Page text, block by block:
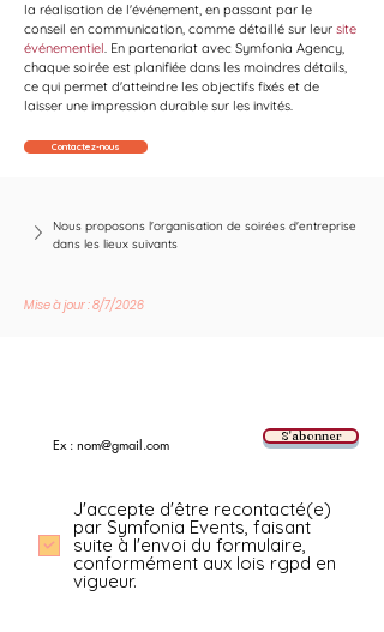
la réalisation de l'événement, en passant par le
conseil en communication, comme détaillé sur leur site
événementiel. En partenariat avec Symfonia Agency,
chaque soirée est planifiée dans les moindres détails,
ce qui permet d'atteindre les objectifs fixés et de
laisser une impression durable sur les invités.
Contactez-nous
Nous proposons l'organisation de soirées d'entreprise
dans les lieux suivants
Mise à jour : 8/7/2026
S'abonner
J'accepte d'être recontacté(e)
par Symfonia Events, faisant
suite à l'envoi du formulaire,
conformément aux lois rgpd en
vigueur.